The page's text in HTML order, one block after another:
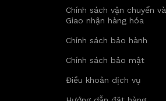
Chính sách vận chuyển và
Giao nhận hàng hóa
Chính sách bảo hành
Chính sách bảo mật
Điều khoản dịch vụ